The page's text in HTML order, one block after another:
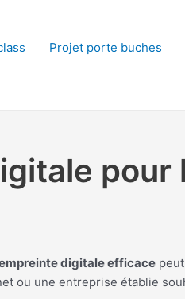
Projet porte buches
pour
digitale efficace
ou une entreprise établie